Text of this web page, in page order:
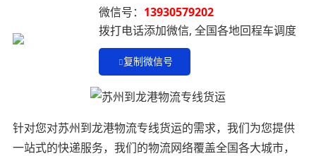
微信号： 13930579202
拨打电话添加微信, 全国各地回程车调度
复制微信号
针对您对苏州到龙港物流专线货运的需求，我们为您提供
一站式的快递服务，我们的物流网络覆盖全国各大城市，